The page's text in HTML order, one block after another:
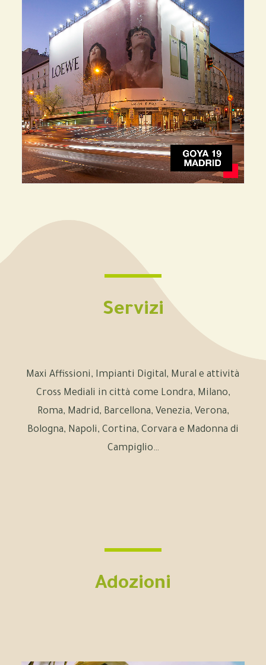
Servizi
Maxi Affissioni, Impianti Digital, Mural e attività
Cross Mediali in città come Londra, Milano,
Roma, Madrid, Barcellona, Venezia, Verona,
Bologna, Napoli, Cortina, Corvara e Madonna di
Campiglio…
Adozioni